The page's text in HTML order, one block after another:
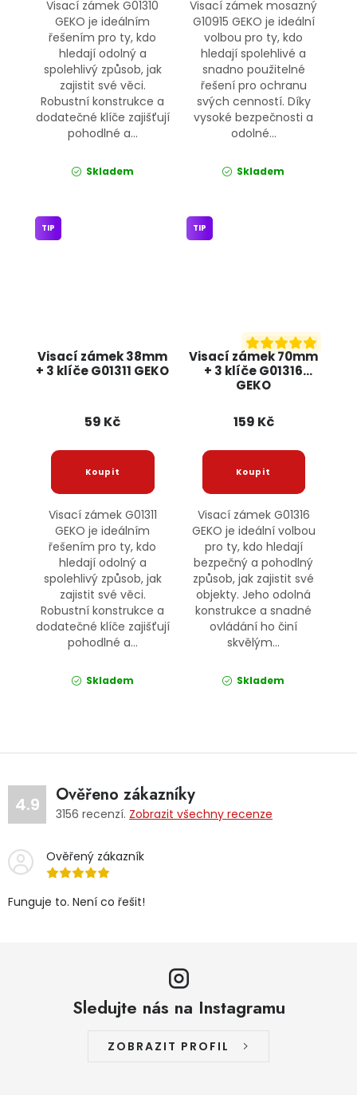
Visací zámek G01310
GEKO je ideálním
řešením pro ty, kdo
hledají odolný a
spolehlivý způsob, jak
zajistit své věci.
Robustní konstrukce a
dodatečné klíče zajišťují
pohodlné a...
Skladem
Visací zámek mosazný
G10915 GEKO je ideální
volbou pro ty, kdo
hledají spolehlivé a
snadno použitelné
řešení pro ochranu
svých cenností. Díky
vysoké bezpečnosti a
odolné...
Skladem
Visací zámek 38mm
+ 3 klíče G01311 GEKO
TIP
59 Kč
Visací zámek G01311
GEKO je ideálním
řešením pro ty, kdo
hledají odolný a
spolehlivý způsob, jak
zajistit své věci.
Robustní konstrukce a
dodatečné klíče zajišťují
pohodlné a...
Skladem
Visací zámek 70mm
+ 3 klíče G01316
GEKO
TIP
159 Kč
Visací zámek G01316
GEKO je ideální volbou
pro ty, kdo hledají
bezpečný a pohodlný
způsob, jak zajistit své
objekty. Jeho odolná
konstrukce a snadné
ovládání ho činí
skvělým...
Skladem
4.9 Ověřeno zákazníky
3156 recenzí. Zobrazit všechny recenze
Ověřený zákazník
Funguje to. Není co řešit!
Sledujte nás na Instagramu
ZOBRAZIT PROFIL